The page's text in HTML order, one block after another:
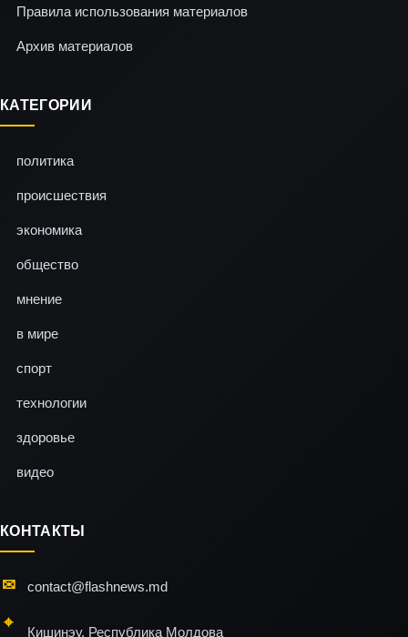
Правила использования материалов
Архив материалов
КАТЕГОРИИ
политика
происшествия
экономика
общество
мнение
в мире
спорт
технологии
здоровье
видео
КОНТАКТЫ
contact@flashnews.md
Кишинэу, Республика Молдова